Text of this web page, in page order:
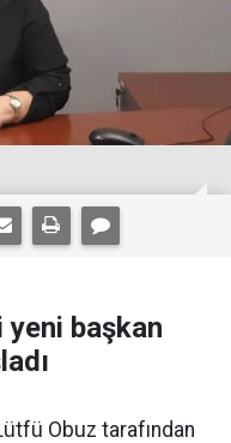
başkan
Obuz tarafından